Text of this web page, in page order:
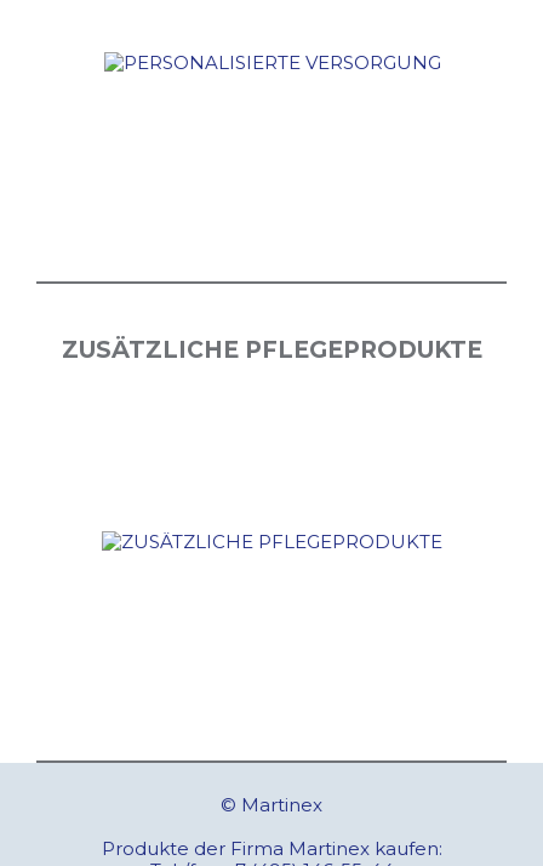
ZUSÄTZLICHE PFLEGEPRODUKTE
© Martinex
Produkte der Firma Martinex kaufen: